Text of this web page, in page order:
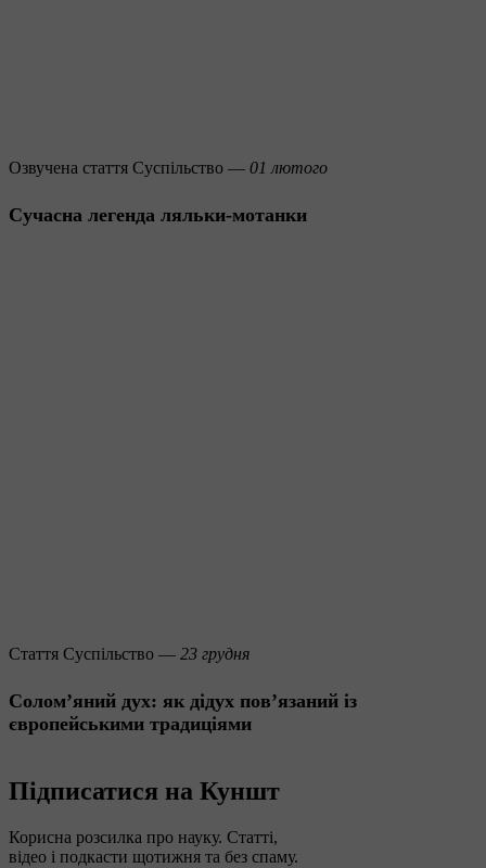
Озвучена стаття Суспільство — 01 лютого
Сучасна легенда ляльки-мотанки
Стаття Суспільство — 23 грудня
Солом’яний дух: як дідух пов’язаний із
європейськими традиціями
Підписатися на Куншт
Корисна розсилка про науку. Статті,
відео і подкасти щотижня та без спаму.